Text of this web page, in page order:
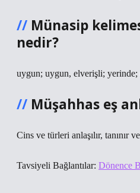
Münasip
nedir?
uygun; uygun, elverişli; yerinde;
Müşahhas eş
Cins ve türleri anlaşılır, tanınır
Tavsiyeli Bağlantılar: Dönence